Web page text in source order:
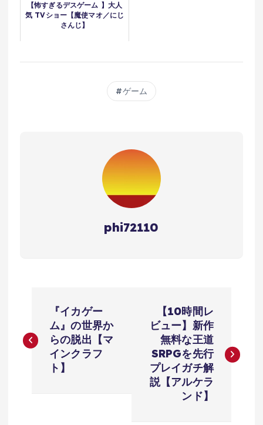
【怖すぎるデスゲーム 】大人
気 TVショー【魔使マオ／にじ
さんじ】
ゲーム
phi72110
稿
ナ
『イカゲー
ム』の世界か
らの脱出【マ
インクラフ
ト】
【10時間レ
ビュー】新作
無料な王道
SRPGを先行
プレイガチ解
説【アルケラ
ンド】